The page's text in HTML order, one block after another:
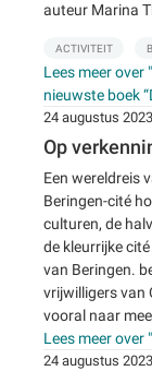
auteur Marina
ACTIVITEIT
Lees meer
nieuwste boek
24 augustus
Op
Een wereldreis
Beringen-cité
culturen, de
de kleurrijke
van Beringen.
vrijwilligers van
vooral naar
Lees meer over
24 augustus